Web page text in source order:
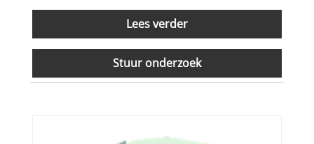
Lees verder
Stuur onderzoek